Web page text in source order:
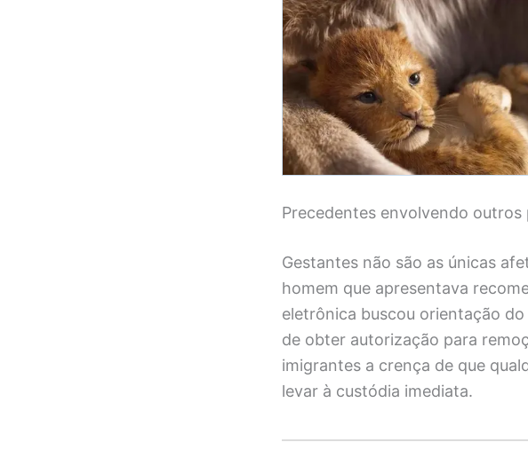
Precedentes envolvendo
Gestantes não são as únicas
homem que apresentava
eletrônica buscou orientação
de obter autorização para
imigrantes a crença de que
levar à custódia imediata.